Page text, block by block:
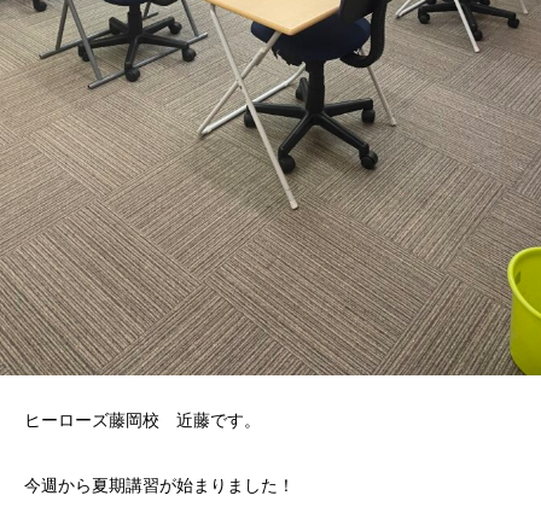
ヒーローズ藤岡校 近藤です。
今週から夏期講習が始まりました！